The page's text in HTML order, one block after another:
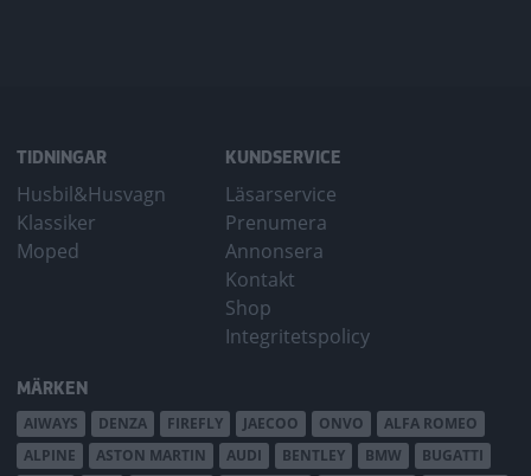
TIDNINGAR
Husbil&Husvagn
Klassiker
Moped
KUNDSERVICE
Läsarservice
Prenumera
Annonsera
Kontakt
Shop
Integritetspolicy
MÄRKEN
AIWAYS DENZA FIREFLY JAECOO ONVO
ALFA ROMEO
ALPINE
ASTON MARTIN AUDI BENTLEY BMW
BUGATTI